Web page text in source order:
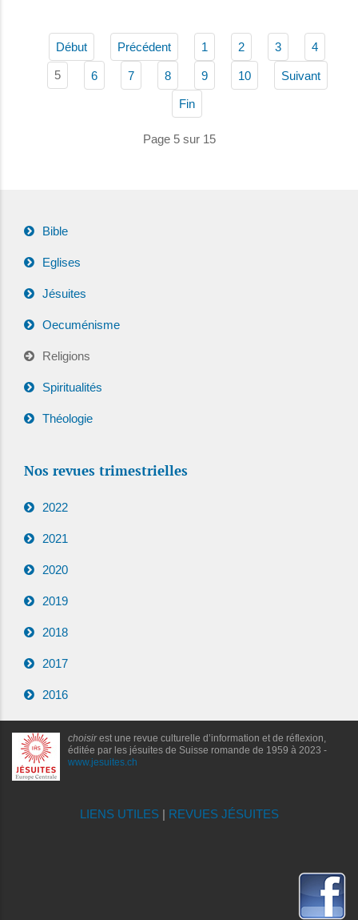
Début Précédent 1 2 3 4
5 6 7 8 9 10 Suivant
Fin
Page 5 sur 15
Bible
Eglises
Jésuites
Oecuménisme
Religions
Spiritualités
Théologie
Nos revues trimestrielles
2022
2021
2020
2019
2018
2017
2016
choisirest une revue culturelle d’information et de réflexion,
éditée par les jésuites de Suisse romande de 1959 à 2023 -
www.jesuites.ch
LIENS UTILES| REVUES JÉSUITES